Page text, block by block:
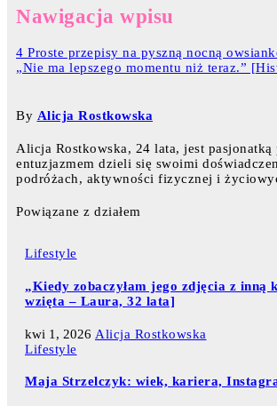
Nawigacja wpisu
4 Proste przepisy na pyszną nocną
„Nie ma lepszego momentu niż teraz.”
By Alicja Rostkowska
Alicja Rostkowska, 24 lata, jest
entuzjazmem dzieli się swoimi
podróżach, aktywności fizycznej i
Powiązane z działem
Lifestyle
„Kiedy zobaczyłam jego zdjęcia z
wzięta – Laura, 32 lata]
kwi 1, 2026 Alicja Rostkowska
Lifestyle
Maja Strzelczyk: wiek, kariera,